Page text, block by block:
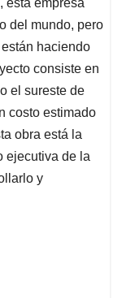
esta empresa
del mundo, pero
haciendo
consiste en
el sureste de
costo estimado
obra está la
ejecutiva de la
y